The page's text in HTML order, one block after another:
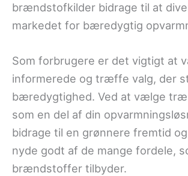
brændstofkilder bidrage til at
markedet for bæredygtig
Som forbrugere er det vigtigt at
informerede og træffe valg, der
bæredygtighed. Ved at vælge
som en del af din
bidrage til en grønnere fremtid
nyde godt af de mange fordele,
brændstoffer tilbyder.